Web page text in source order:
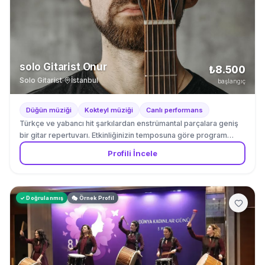
solo Gitarist Onur
Solo Gitarist· İstanbul
₺8.500
başlangıç
Düğün müziği Kokteyl müziği Canlı performans
Türkçe ve yabancı hit şarkılardan enstrümantal parçalara geniş
bir gitar repertuvarı. Etkinliğinizin temposuna göre program
esnetilir.
Profili İncele
✓ Doğrulanmış 🎭 Örnek Profil